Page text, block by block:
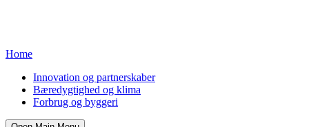
Home
Innovation og partnerskaber
Bæredygtighed og klima
Forbrug og byggeri